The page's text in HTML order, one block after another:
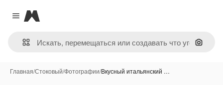
Close menu
Magnific
Поиск
Главная/Стоковый/Фотографии/Вкусный итальянский …